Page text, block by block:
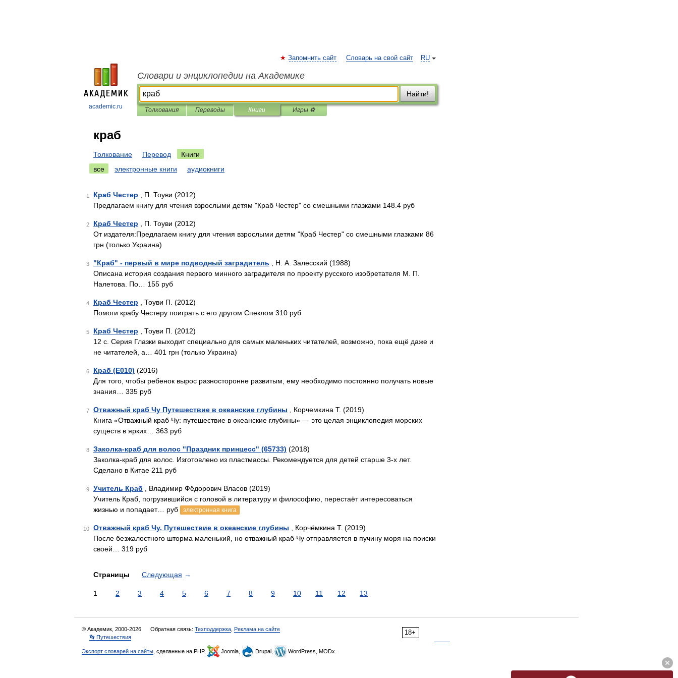
academic.ru
RU
Запомнить сайт Словарь на свой сайт
Словари и энциклопедии на Академике
Найти!
Толкования Переводы Книги Игры ⚽
краб
Толкование Перевод
Книги
все
электронные книги аудиокниги
1 Краб Честер , П. Тоуви (2012)
Предлагаем книгу для чтения взрослыми детям "Краб Честер" со смешными глазками 148.4 руб
2 Краб Честер , П. Тоуви (2012)
От издателя:Предлагаем книгу для чтения взрослыми детям "Краб Честер" со смешными глазками 86
грн (только Украина)
3 "Краб" - первый в мире подводный заградитель , Н. А. Залесский (1988)
Описана история создания первого минного заградителя по проекту русского изобретателя М. П.
Налетова. По… 155 руб
4 Краб Честер , Тоуви П. (2012)
Помоги крабу Честеру поиграть с его другом Спеклом 310 руб
5 Краб Честер , Тоуви П. (2012)
12 с. Серия Глазки выходит специально для самых маленьких читателей, возможно, пока ещё даже и
не читателей, а… 401 грн (только Украина)
6 Краб (E010) (2016)
Для того, чтобы ребенок вырос разносторонне развитым, ему необходимо постоянно получать новые
знания… 335 руб
7 Отважный краб Чу Путешествие в океанские глубины , Корчемкина Т. (2019)
Книга «Отважный краб Чу: путешествие в океанские глубины» — это целая энциклопедия морских
существ в ярких… 363 руб
8 Заколка-краб для волос "Праздник принцесс" (65733) (2018)
Заколка-краб для волос. Изготовлено из пластмассы. Рекомендуется для детей старше 3-х лет.
Сделано в Китае 211 руб
9 Учитель Краб , Владимир Фёдорович Власов (2019)
Учитель Краб, погрузившийся с головой в литературу и философию, перестаёт интересоваться
жизнью и попадает… руб
электронная книга
10 Отважный краб Чу. Путешествие в океанские глубины , Корчёмкина Т. (2019)
После безжалостного шторма маленький, но отважный краб Чу отправляется в пучину моря на поиски
своей… 319 руб
Страницы Следующая →
1 2 3 4 5 6 7 8 9 10 11 12 13
18+
© Академик, 2000-2026 Обратная связь: Техподдержка Реклама на сайте
👣 Путешествия
Экспорт словарей на сайты , сделанные на PHP, Joomla, Drupal, WordPress, MODx.